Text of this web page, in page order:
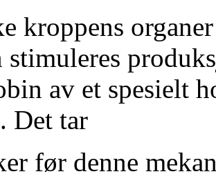
kroppens
stimuleres
av et spesielt
Det tar
før denne